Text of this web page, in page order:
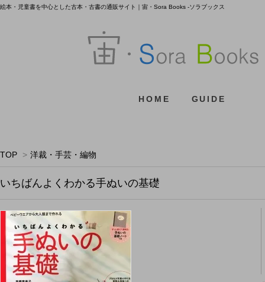
絵本・児童書を中心とした古本・古書の通販サイト｜宙・Sora Books -ソラブックス
HOME GUIDE
TOP > 洋裁・手芸・編物
いちばんよくわかる手ぬいの基礎